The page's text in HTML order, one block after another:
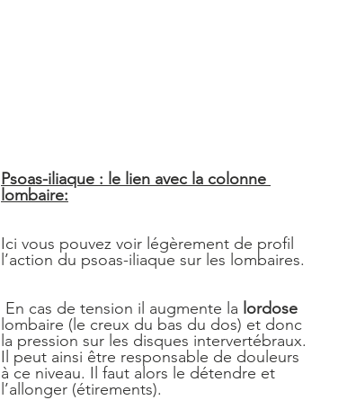
Psoas-iliaque : le lien avec la colonne
lombaire:
Ici vous pouvez voir légèrement de profil
l’action du psoas-iliaque sur les lombaires.
En cas de tension il augmente la lordose
lombaire (le creux du bas du dos) et donc
la pression sur les disques intervertébraux.
Il peut ainsi être responsable de douleurs
à ce niveau. Il faut alors le détendre et
l’allonger (étirements).